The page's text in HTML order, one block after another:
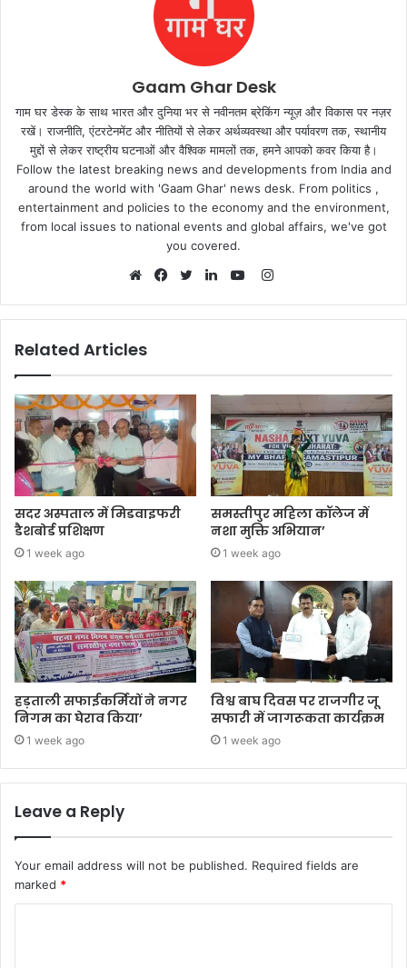
Gaam Ghar Desk
गाम घर डेस्क के साथ भारत और दुनिया भर से नवीनतम ब्रेकिंग न्यूज़ और विकास पर नज़र
रखें। राजनीति, एंटरटेनमेंट और नीतियों से लेकर अर्थव्यवस्था और पर्यावरण तक, स्थानीय
मुद्दों से लेकर राष्ट्रीय घटनाओं और वैश्विक मामलों तक, हमने आपको कवर किया है।
Follow the latest breaking news and developments from India and
around the world with 'Gaam Ghar' news desk. From politics ,
entertainment and policies to the economy and the environment,
from local issues to national events and global affairs, we've got
you covered.
Instagram
Related Articles
सदर अस्पताल में मिडवाइफरी
डैशबोर्ड प्रशिक्षण
1 week ago
समस्तीपुर महिला कॉलेज में
नशा मुक्ति अभियान’
1 week ago
हड़ताली सफाईकर्मियों ने नगर
निगम का घेराव किया’
1 week ago
विश्व बाघ दिवस पर राजगीर जू
सफारी में जागरूकता कार्यक्रम
1 week ago
Leave a Reply
Your email address will not be published. Required fields are
marked *